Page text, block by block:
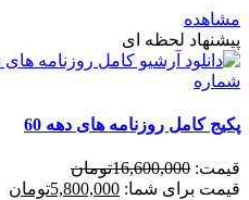
مشاهده
پیشنهاد لحظه ای
پکیج کامل روزنامه های دهه 60
قیمت: 16,600,000تومان
قیمت برای شما: 5,800,000تومان